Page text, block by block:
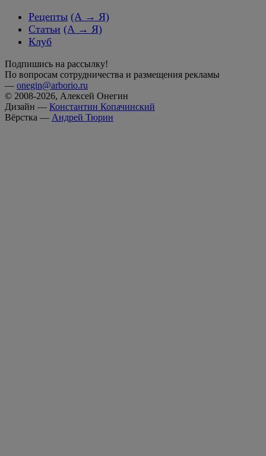
Рецепты (А → Я)
Статьи (А → Я)
Клуб
Подпишись на рассылку!
По вопросам сотрудничества и размещения рекламы
— onegin@arborio.ru
© 2008-2026, Алексей Онегин
Дизайн — Константин Копачинский
Вёрстка — Андрей Тюрин